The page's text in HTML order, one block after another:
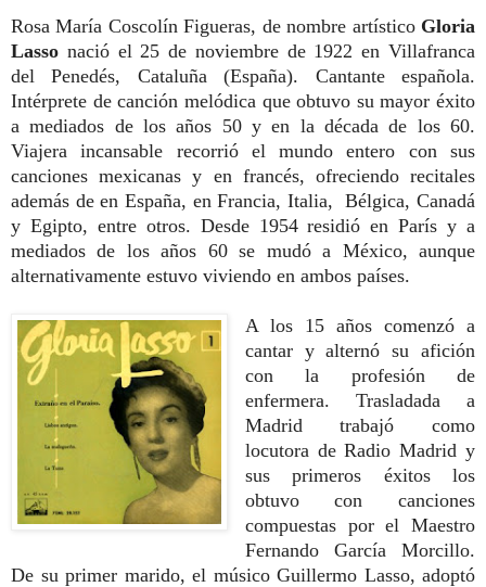
Rosa María Coscolín Figueras, de nombre artístico Gloria
Lasso nació el 25 de noviembre de 1922 en Villafranca
del Penedés, Cataluña (España). Cantante española.
Intérprete de canción melódica que obtuvo su mayor éxito
a mediados de los años 50 y en la década de los 60.
Viajera incansable recorrió el mundo entero con sus
canciones mexicanas y en francés, ofreciendo recitales
además de en España, en Francia, Italia, Bélgica, Canadá
y Egipto, entre otros. Desde 1954 residió en París y a
mediadosde los años 60 se mudó a México, aunque
alternativamente estuvo viviendo en ambos países.
A los 15 años comenzó a
cantar y alternó su afición
con la profesión de
enfermera. Trasladada a
Madrid trabajó como
locutora de Radio Madrid y
sus primeros éxitos los
obtuvo con canciones
compuestas por el Maestro
Fernando García Morcillo.
De su primer marido, el músico Guillermo Lasso, adoptó